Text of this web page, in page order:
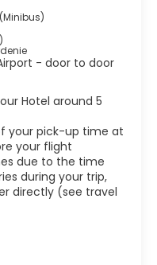
- door to door
Hotel around 5
your pick-up time at
your flight
due to the time
during your trip,
directly (see travel